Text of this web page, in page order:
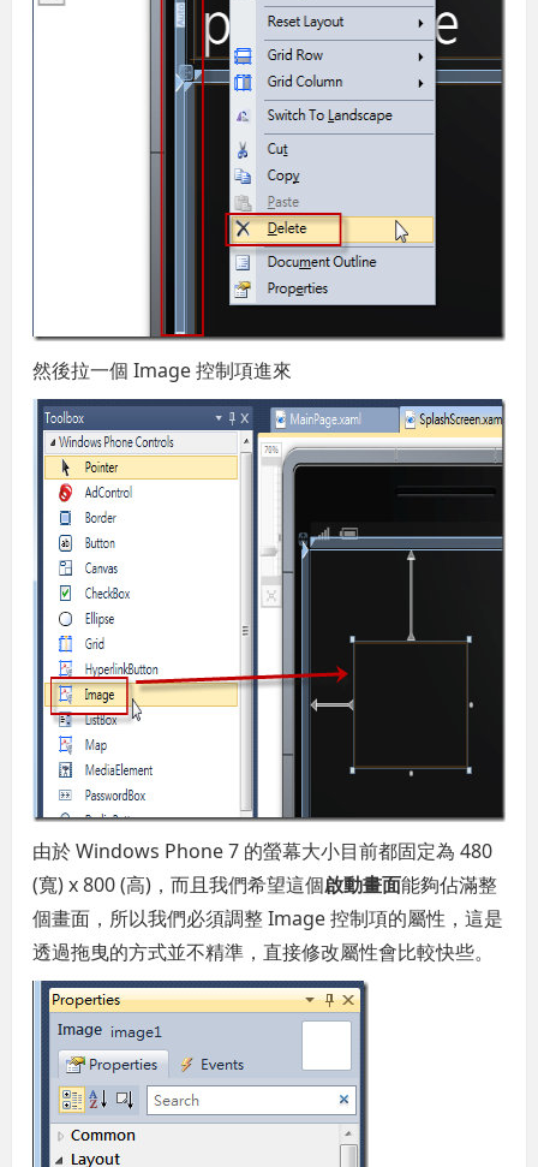
然後拉一個 Image 控制項進來
由於 Windows Phone 7 的螢幕大小目前都固定為 480
(寬) x 800 (高)，而且我們希望這個啟動畫面能夠佔滿整
個畫面，所以我們必須調整 Image 控制項的屬性，這是
透過拖曳的方式並不精準，直接修改屬性會比較快些。